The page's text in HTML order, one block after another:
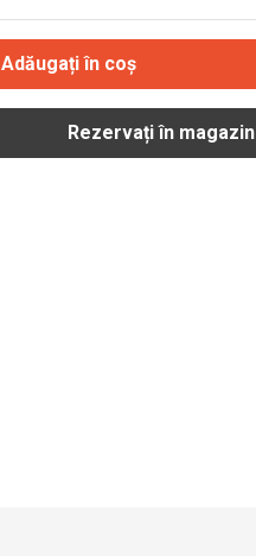
Adăugați în coș
Rezervați în magazin